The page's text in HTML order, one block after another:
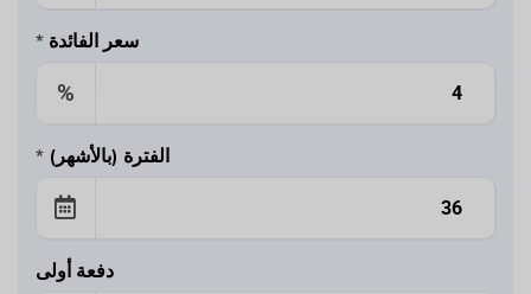
سعر الفائدة *
%
الفترة (بالأشهر) *
دفعة أولى